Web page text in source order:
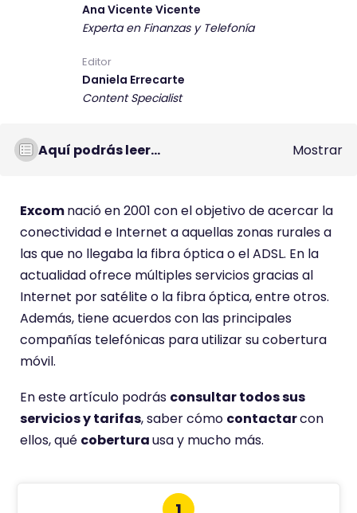
n
t
r
i
o
t
i
e
n
e
n
a
p
Ana Vicente Vicente
Experta en Finanzas y Telefonía
Editor
Daniela Errecarte
Content Specialist
Aquí podrás leer... Mostrar
Excomnació en 2001 con el objetivo de acercar la
conectividad e Internet a aquellas zonas rurales a
las que no llegaba la fibra óptica o el ADSL. En la
actualidad ofrece múltiples servicios gracias al
Internet por satélite o la fibra óptica, entre otros.
Además, tiene acuerdos con las principales
compañías telefónicas para utilizar su cobertura
móvil.
En este artículo podrás consultar todos sus
servicios y tarifas, saber cómo contactarcon
ellos, qué coberturausa y mucho más.